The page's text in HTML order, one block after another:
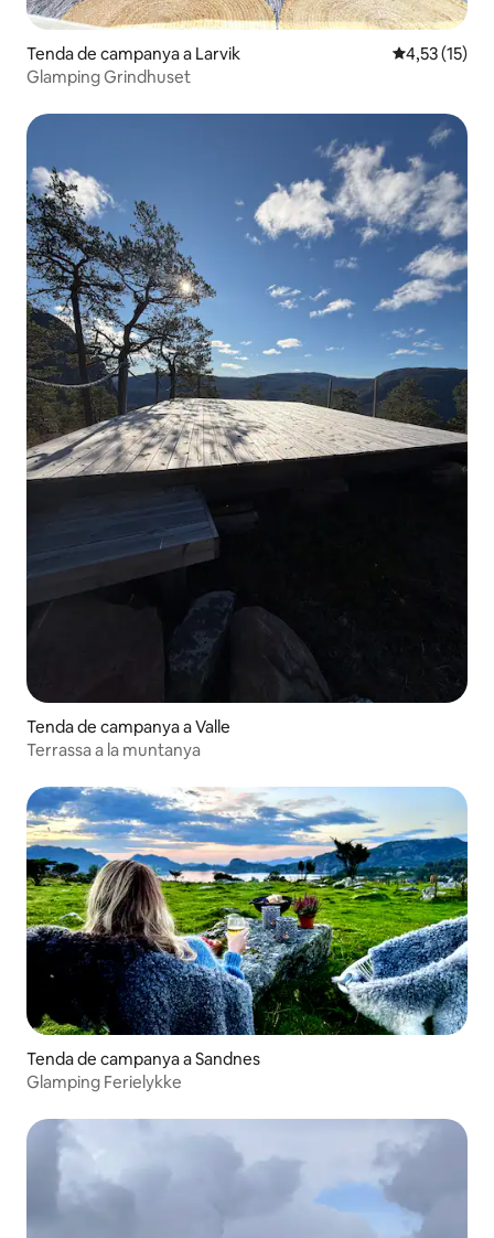
Tenda de campanya a Larvik 4,53 de
4,53 (15)
Glamping Grindhuset
Tenda de campanya a Valle
Terrassa a la muntanya
Tenda de campanya a Sandnes
Glamping Ferielykke